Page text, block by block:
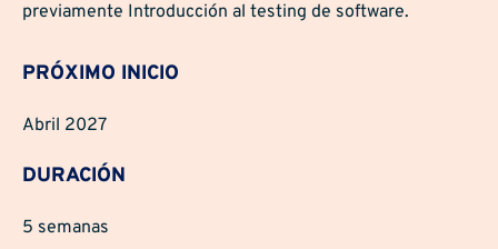
previamente Introducción al testing de software.
PRÓXIMO INICIO
Abril 2027
DURACIÓN
5 semanas